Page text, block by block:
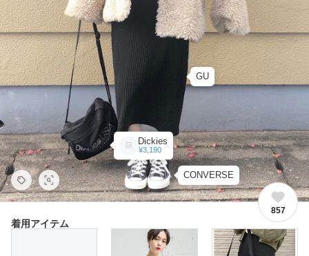
GU
CONVERSE
Dickies
¥3,190
857
着用アイテム